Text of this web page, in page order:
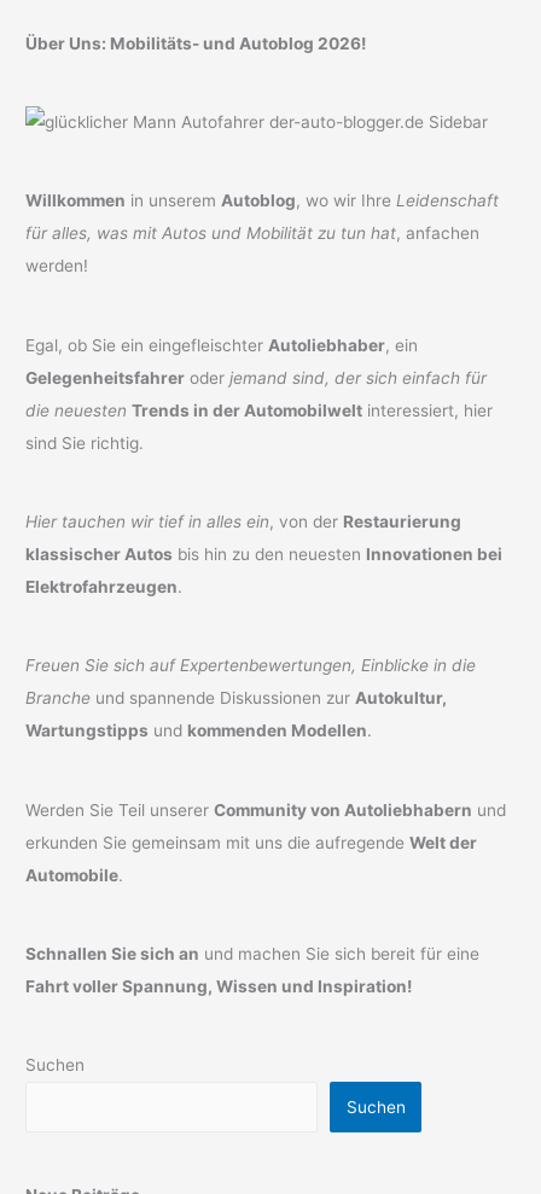
Über Uns: Mobilitäts- und Autoblog 2026!
Willkommen in unseremAutoblog, wo wir IhreLeidenschaft
für alles, was mit Autos und Mobilität zu tun hat, anfachen
werden!
Egal, ob Sie ein eingefleischter Autoliebhaber, ein
Gelegenheitsfahrer oderjemand sind, der sich einfach für
die neuesten Trends in der Automobilwelt interessiert, hier
sind Sie richtig.
Hier tauchen wir tief in alles ein, von der Restaurierung
klassischer Autos bis hin zu den neuesten Innovationen bei
Elektrofahrzeugen.
Freuen Sie sich auf Expertenbewertungen, Einblicke in die
Branche und spannende Diskussionen zurAutokultur,
Wartungstipps und kommenden Modellen.
Werden Sie Teil unsererCommunity von Autoliebhabern und
erkunden Sie gemeinsam mit uns die aufregendeWelt der
Automobile.
Schnallen Sie sich an und machen Sie sich bereit für eine
Fahrt voller Spannung, Wissen und Inspiration!
Suchen
Suchen